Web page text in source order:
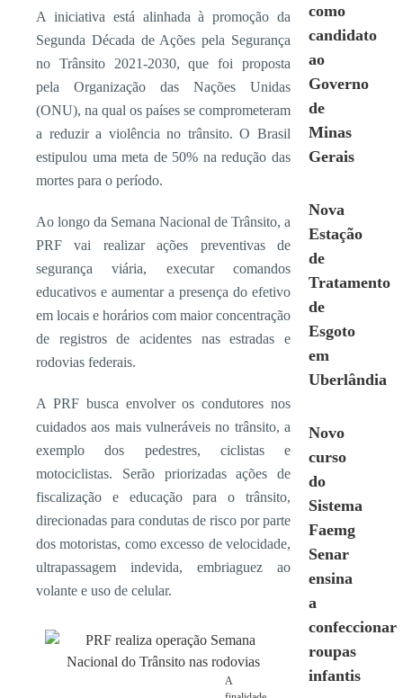
A iniciativa está alinhada à promoção da
Segunda Década de Ações pela Segurança
no Trânsito 2021-2030, que foi proposta
pela Organização das Nações Unidas
(ONU), na qual os países se comprometeram
a reduzir a violência no trânsito. O Brasil
estipulou uma meta de 50% na redução das
mortes para o período.
Ao longo da Semana Nacional de Trânsito, a
PRF vai realizar ações preventivas de
segurança viária, executar comandos
educativos e aumentar a presença do efetivo
em locais e horários com maior concentração
de registros de acidentes nas estradas e
rodovias federais.
A PRF busca envolver os condutores nos
cuidados aos mais vulneráveis no trânsito, a
exemplo dos pedestres, ciclistas e
motociclistas. Serão priorizadas ações de
fiscalização e educação para o trânsito,
direcionadas para condutas de risco por parte
dos motoristas, como excesso de velocidade,
ultrapassagem indevida, embriaguez ao
volante e uso de celular.
A
como
candidato
ao
Governo
de
Minas
Gerais
Nova
Estação
de
Tratamento
de
Esgoto
em
Uberlândia
Novo
curso
do
Sistema
Faemg
Senar
ensina
a
confeccionar
roupas
infantis